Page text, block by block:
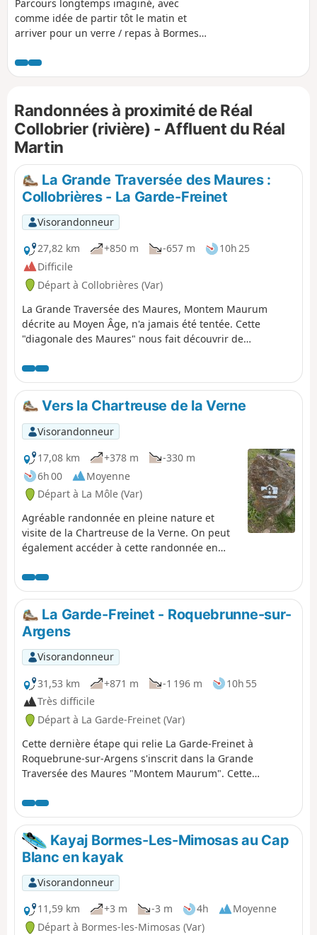
Parcours longtemps imaginé, avec
comme idée de partir tôt le matin et
arriver pour un verre / repas à Bormes-
parcours que j'ai fait. Des lumières
matinales magnifiques, une
l'absence de boucle. Il faut prévoir soit
de se faire déposer, soit de laisser une
voiture à l'arrivée, et rejoindre
Collobrières avec une seconde voiture
(22 km soit 30 min très jolie route au
passage). Le parcours peut être coupé
en deux avec des places de parking vers
d'être équipé du tracé avec le GPS car
certains sentiers sont difficilement
repérables. Mais il existe des
alternatives. Enfin, ce parcours reste
physique enchainant les montées et les
Randonnées à proximité de Réal
Collobrier (rivière) - Affluent du Réal
Martin
La Grande Traversée des Maures :
Collobrières - La Garde-Freinet
Visorandonneur
27,82 km
+850 m -657 m
10h 25
Difficile
Départ à Collobrières (Var)
La Grande Traversée des Maures, Montem Maurum
décrite au Moyen Âge, n'a jamais été tentée. Cette
"diagonale des Maures" nous fait découvrir de
variée, sauvage, des points de vue exceptionnels
jalonnent ce parcours qui commence à Collobrières
(capitale des Maures) et conduit à la Garde Freinet,
village le plus haut du Massif des Maures.
Vers la Chartreuse de la Verne
Visorandonneur
17,08 km
+378 m
-330 m
6h 00
Moyenne
Départ à La Môle (Var)
Agréable randonnée en pleine nature et
visite de la Chartreuse de la Verne. On peut
également accéder à cette randonnée en
premier feu rouge, en venant de Toulon). Les
abords du barrage ne sont plus accessibles
en voiture. Se garer avant la barrière sur le
côté droit du chemin près d'un petit bois et
continuer à pied jusqu'au barrage.
La Garde-Freinet - Roquebrunne-sur-
Argens
Visorandonneur
31,53 km
+871 m -1 196 m
10h 55
Très difficile
Départ à La Garde-Freinet (Var)
Cette dernière étape qui relie La Garde-Freinet à
Roquebrune-sur-Argens s'inscrit dans la Grande
Traversée des Maures "Montem Maurum". Cette
magnifiques points de vue au milieu d'une végétation
variée et sauvage. Le Rocher de Roquebrune nous
apparaît sous un angle original, d'une beauté pleine
d'éclat.Kayaj Bormes-Les-Mimosas au Cap
Blanc en kayak
Visorandonneur
11,59 km
+3 m -3 m 4h
Moyenne
Départ à Bormes-les-Mimosas (Var)